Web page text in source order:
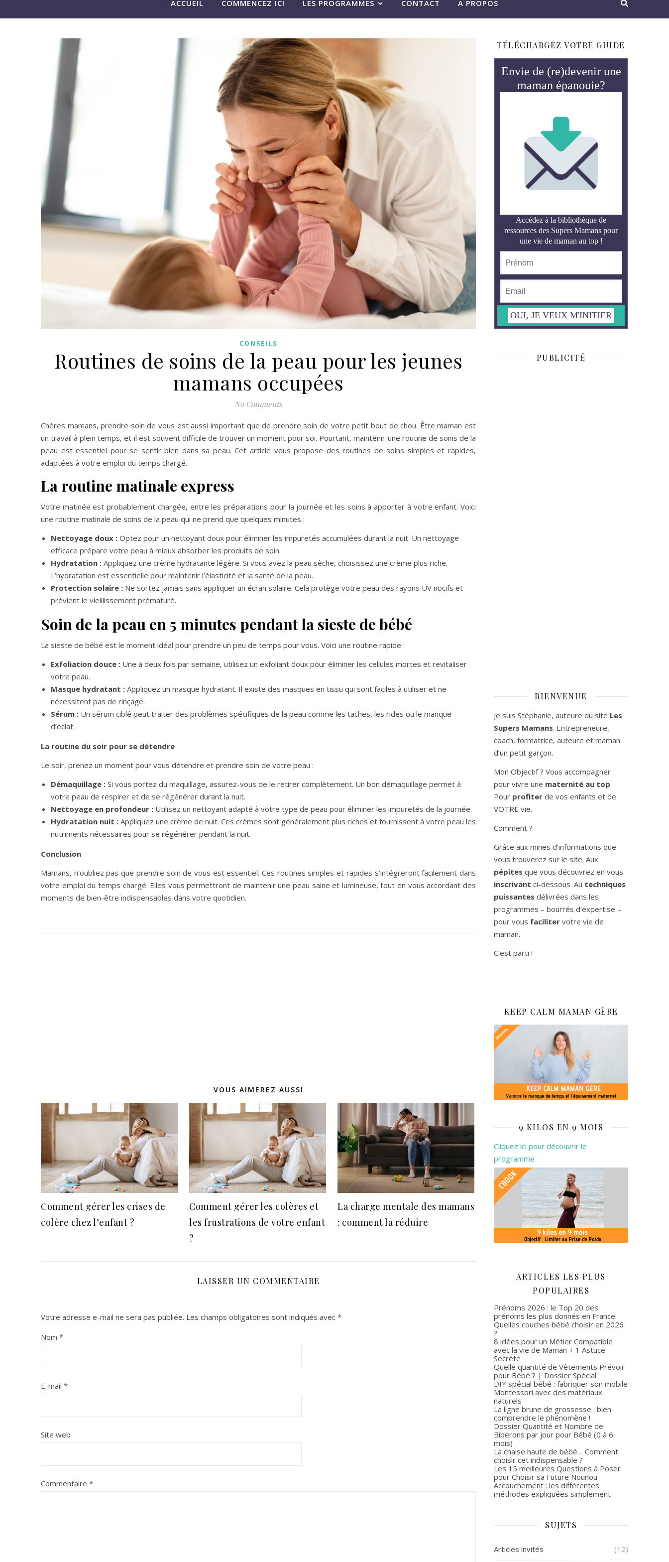
ACCUEIL COMMENCEZ ICI LES PROGRAMMES CONTACT A PROPOS
CONSEILS
Routines de soins de la peau pour les jeunes
mamans occupées
No Comments
Chères mamans, prendre soin de vous est aussi important que de prendre soin de votre petit bout de chou. Être maman est
un travail à plein temps, et il est souvent difficile de trouver un moment pour soi. Pourtant, maintenir une routine de soins de la
peau est essentiel pour se sentir bien dans sa peau. Cet article vous propose des routines de soins simples et rapides,
adaptées à votre emploi du temps chargé.
La routine matinale express
Votre matinée est probablement chargée, entre les préparations pour la journée et les soins à apporter à votre enfant. Voici
une routine matinale de soins de la peau qui ne prend que quelques minutes :
Nettoyage doux : Optez pour un nettoyant doux pour éliminer les impuretés accumulées durant la nuit. Un nettoyage
efficace prépare votre peau à mieux absorber les produits de soin.
Hydratation : Appliquez une crème hydratante légère. Si vous avez la peau sèche, choisissez une crème plus riche.
L’hydratation est essentielle pour maintenir l’élasticité et la santé de la peau.
Protection solaire : Ne sortez jamais sans appliquer un écran solaire. Cela protège votre peau des rayons UV nocifs et
prévient le vieillissement prématuré.
Soin de la peau en 5 minutes pendant la sieste de bébé
La sieste de bébé est le moment idéal pour prendre un peu de temps pour vous. Voici une routine rapide :
Exfoliation douce : Une à deux fois par semaine, utilisez un exfoliant doux pour éliminer les cellules mortes et revitaliser
votre peau.
Masque hydratant : Appliquez un masque hydratant. Il existe des masques en tissu qui sont faciles à utiliser et ne
nécessitent pas de rinçage.
Sérum : Un sérum ciblé peut traiter des problèmes spécifiques de la peau comme les taches, les rides ou le manque
d’éclat.
La routine du soir pour se détendre
Le soir, prenez un moment pour vous détendre et prendre soin de votre peau :
Démaquillage : Si vous portez du maquillage, assurez-vous de le retirer complètement. Un bon démaquillage permet à
votre peau de respirer et de se régénérer durant la nuit.
Nettoyage en profondeur : Utilisez un nettoyant adapté à votre type de peau pour éliminer les impuretés de la journée.
Hydratation nuit : Appliquez une crème de nuit. Ces crèmes sont généralement plus riches et fournissent à votre peau les
nutriments nécessaires pour se régénérer pendant la nuit.
Conclusion
Mamans, n’oubliez pas que prendre soin de vous est essentiel. Ces routines simples et rapides s’intégreront facilement dans
votre emploi du temps chargé. Elles vous permettront de maintenir une peau saine et lumineuse, tout en vous accordant des
moments de bien-être indispensables dans votre quotidien.
VOUS AIMEREZ AUSSI
Comment gérer les crises de
colère chez l’enfant ?
Comment gérer les colères et
les frustrations de votre enfant
?
La charge mentale des mamans
: comment la réduire
LAISSER UN COMMENTAIRE
Votre adresse e-mail ne sera pas publiée. Les champs obligatoires sont indiqués avec *
Nom *
E-mail *
Site web
Commentaire *
TÉLÉCHARGEZ VOTRE GUIDE
PUBLICITÉ
BIENVENUE
Je suis Stéphanie, auteure du site Les
Supers Mamans. Entrepreneure,
coach, formatrice, auteure et maman
d’un petit garçon.
Mon Objectif ? Vous accompagner
pour vivre une maternité au top.
Pour profiter de vos enfants et de
VOTRE vie.
Comment ?
Grâce aux mines d’informations que
vous trouverez sur le site. Aux
pépites que vous découvrez en vous
inscrivant ci-dessous. Au techniques
puissantes délivrées dans les
programmes – bourrés d’expertise –
pour vous faciliter votre vie de
maman.
C’est parti !
KEEP CALM MAMAN GÈRE
9 KILOS EN 9 MOIS
Cliquez ici pour découvrir le
programme
ARTICLES LES PLUS
POPULAIRES
Prénoms 2026 : le Top 20 des
prénoms les plus donnés en France
Quelles couches bébé choisir en 2026
?
8 idées pour un Métier Compatible
avec la vie de Maman + 1 Astuce
Secrète
Quelle quantité de Vêtements Prévoir
pour Bébé ? | Dossier Spécial
DIY spécial bébé : fabriquer son mobile
Montessori avec des matériaux
naturels
La ligne brune de grossesse : bien
comprendre le phénomène !
Dossier Quantité et Nombre de
Biberons par jour pour Bébé (0 à 6
mois)
La chaise haute de bébé… Comment
choisir cet indispensable ?
Les 15 meilleures Questions à Poser
pour Choisir sa Future Nounou
Accouchement : les différentes
méthodes expliquées simplement
SUJETS
Articles invités (12)